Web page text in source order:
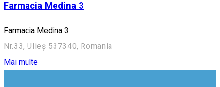
Farmacia Medina 3
Farmacia Medina 3
Nr.33, Ulieș 537340, Romania
Mai multe